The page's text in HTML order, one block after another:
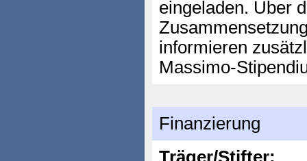
eingeladen. Über
informieren
Massimo-
Finanzierung
Träger/Stifter: